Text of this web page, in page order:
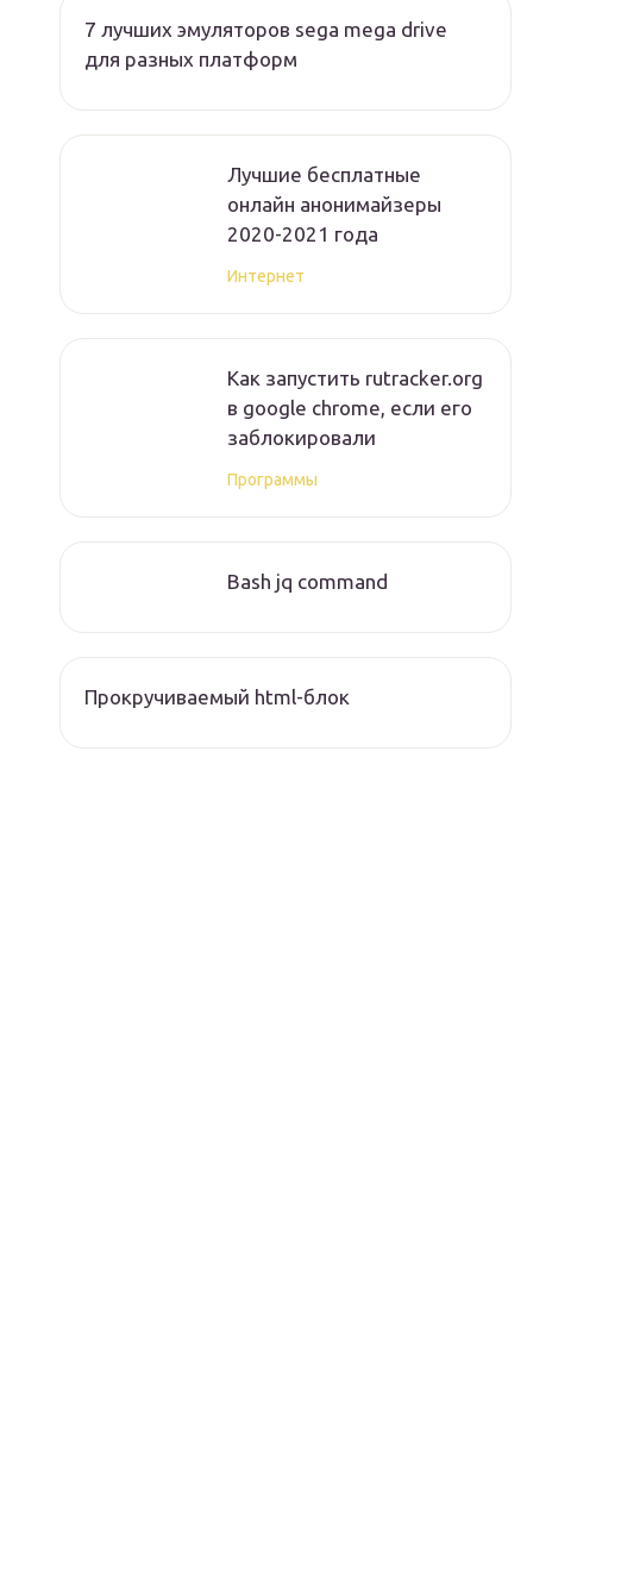
7 лучших эмуляторов sega mega drive
для разных платформ
Лучшие бесплатные
онлайн анонимайзеры
2020-2021 года
Интернет
Как запустить rutracker.org
в google chrome, если его
заблокировали
Программы
Bash jq command
Прокручиваемый html-блок